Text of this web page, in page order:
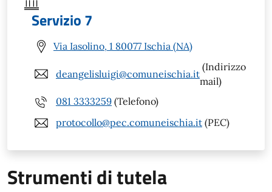
Servizio 7
Via Iasolino, 1 80077 Ischia (NA)
deangelisluigi@comuneischia.it
(Indirizzo
mail)
081 3333259 (Telefono)
protocollo@pec.comuneischia.it (PEC)
Strumenti di tutela